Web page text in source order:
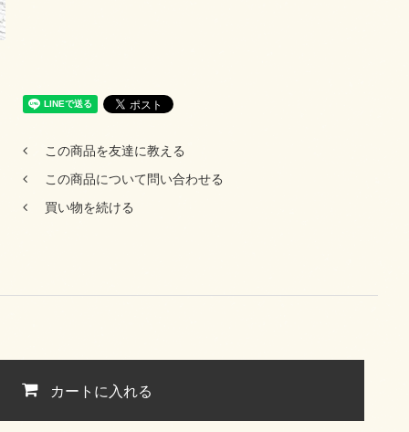
この商品を友達に教える
この商品について問い合わせる
買い物を続ける
カートに入れる